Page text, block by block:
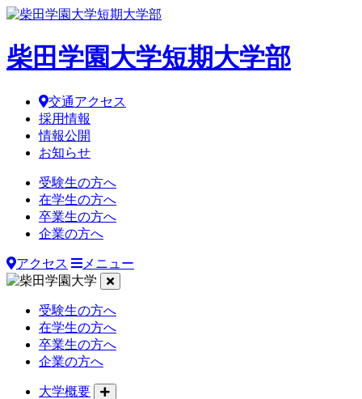
柴田学園大学短期大学部
交通アクセス
採用情報
情報公開
お知らせ
受験生の方へ
在学生の方へ
卒業生の方へ
企業の方へ
アクセス メニュー
受験生の方へ
在学生の方へ
卒業生の方へ
企業の方へ
大学概要